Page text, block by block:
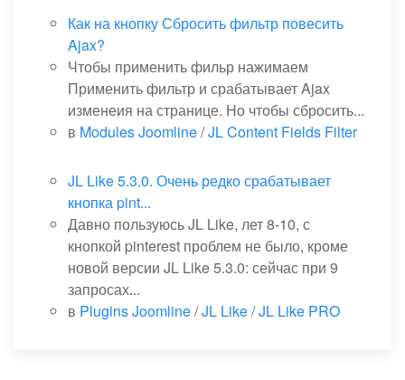
Как на кнопку Сбросить фильтр повесить
Ajax?
Чтобы применить фильр нажимаем
Применить фильтр и срабатывает Ajax
изменеия на странице. Но чтобы сбросить...
в Modules Joomline/JL Content Fields Filter
JL Like 5.3.0. Очень редко срабатывает
кнопка pint...
Давно пользуюсь JL Like, лет 8-10, с
кнопкой pinterest проблем не было, кроме
новой версии JL Like 5.3.0: сейчас при 9
запросах...
в Plugins Joomline/JL Like / JL Like PRO